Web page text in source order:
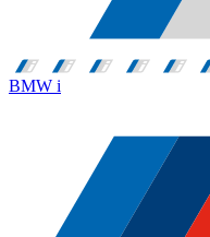
BMW i